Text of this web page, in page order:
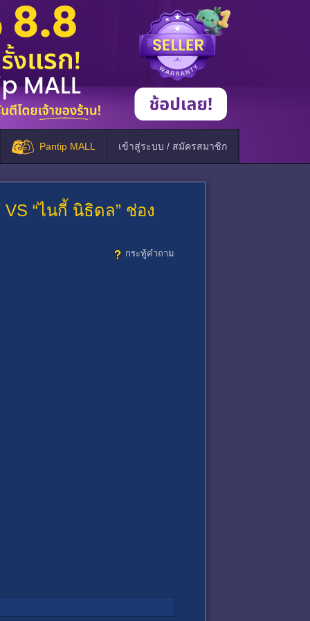
Pantip MALL เข้าสู่ระบบ / สมัครสมาชิก
“ไนกี้ นิธิดล” ช่อง
กระทู้คำถาม